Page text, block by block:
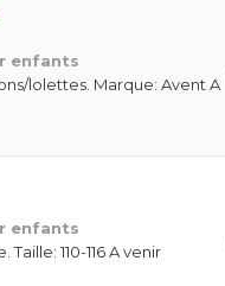
enfants
lolettes. Marque: Avent A
enfants
110-116 A venir